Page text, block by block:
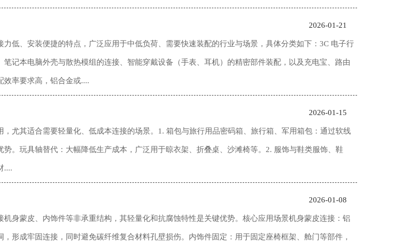
2026-01-21
低、安装便捷的特点，广泛应用于中低负荷、需要快速装配的行业与场景，具体分类如下：3C 电子行
记本电脑外壳与散热模组的连接、智能穿戴设备（手表、耳机）的精密部件装配，以及充电宝、路由
效率要求高，铝合金或....
2026-01-15
尤其适合需要轻量化、低成本连接的场景。1. ‌箱包与旅行用品‌‌密码箱、旅行箱、军用箱包‌：通过软线
。‌玩具轴替代‌：大幅降低生产成本，广泛用于晾衣架、折叠桌、沙滩椅等。2. ‌服饰与鞋类‌‌服饰、鞋
....
2026-01-08
身蒙皮、内饰件等非承重结构，其轻量化和抗腐蚀特性是关键优势。核心应用场景‌机身蒙皮连接‌：铝
形成牢固连接，同时避免碳纤维复合材料孔壁损伤。内饰件固定‌：用于固定座椅框架、舱门等部件，